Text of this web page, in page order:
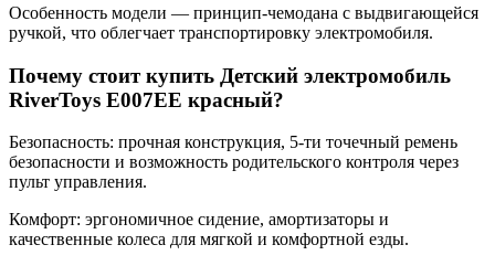
Особенность модели — принцип-чемодана с выдвигающейся
ручкой, что облегчает транспортировку электромобиля.
Почему стоит купить Детский электромобиль
RiverToys E007EE красный?
Безопасность: прочная конструкция, 5-ти точечный ремень
безопасности и возможность родительского контроля через
пульт управления.
Комфорт: эргономичное сидение, амортизаторы и
качественные колеса для мягкой и комфортной езды.